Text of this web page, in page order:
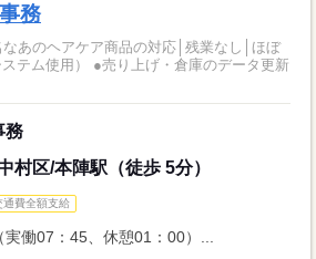
務
なあのヘアケア商品の対応│残業なし│ほぼ
テム使用） ●売り上げ・倉庫のデータ更新
務
村区/本陣駅（徒歩 5分）
通費全額支給
働07：45、休憩01：00）...